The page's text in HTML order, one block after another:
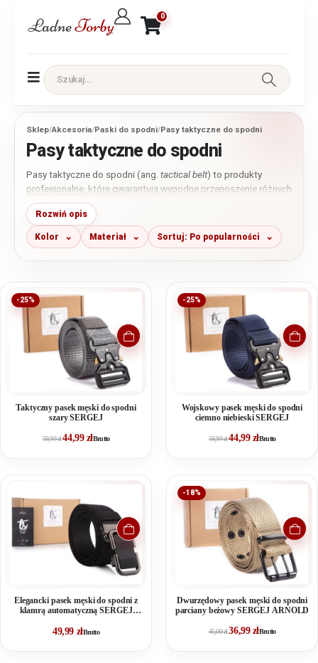
0
Sklep/Akcesoria/Paski do spodni/Pasy taktyczne do spodni
Pasy taktyczne do spodni
Pasy taktyczne do spodni (ang. tactical belt) to produkty
profesjonalne, które gwarantują wygodne przenoszenie różnych
przedmiotów jak kabury czy doczepiane akcesoria. W naszym
sklepie znajdą Państwo spory wybór pasów taktycznych w
różnych kolorach. Do wyboru są popularne wojskowe farby jak
olive green (zielony), desert (beżowy), navy (granatowy), czy
Rozwiń opis
Kolor Materiał Sortuj: Po popularności
-25%
Taktyczny pasek męski do spodni
szary SERGEJ
59,99zł44,99 złBrutto
-25%
Wojskowy pasek męski do spodni
ciemno niebieski SERGEJ
59,99zł44,99 złBrutto
Elegancki pasek męski do spodni z
klamrą automatyczną SERGEJ
49,99 złBrutto
-18%
Dwurzędowy pasek męski do spodni
parciany beżowy SERGEJ ARNOLD
45,00zł36,99 złBrutto